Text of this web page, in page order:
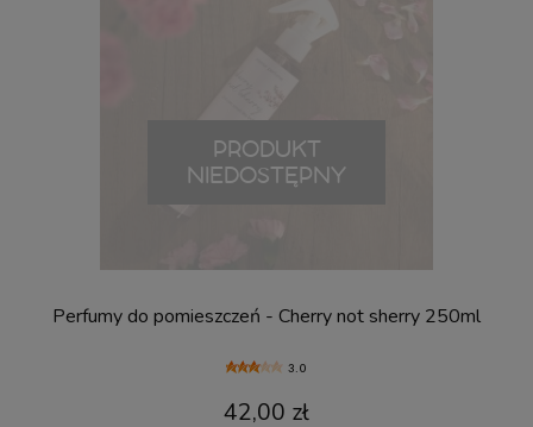
PRODUKT
NIEDOSTĘPNY
Perfumy do pomieszczeń - Cherry not sherry 250ml
3.0
42,00 zł